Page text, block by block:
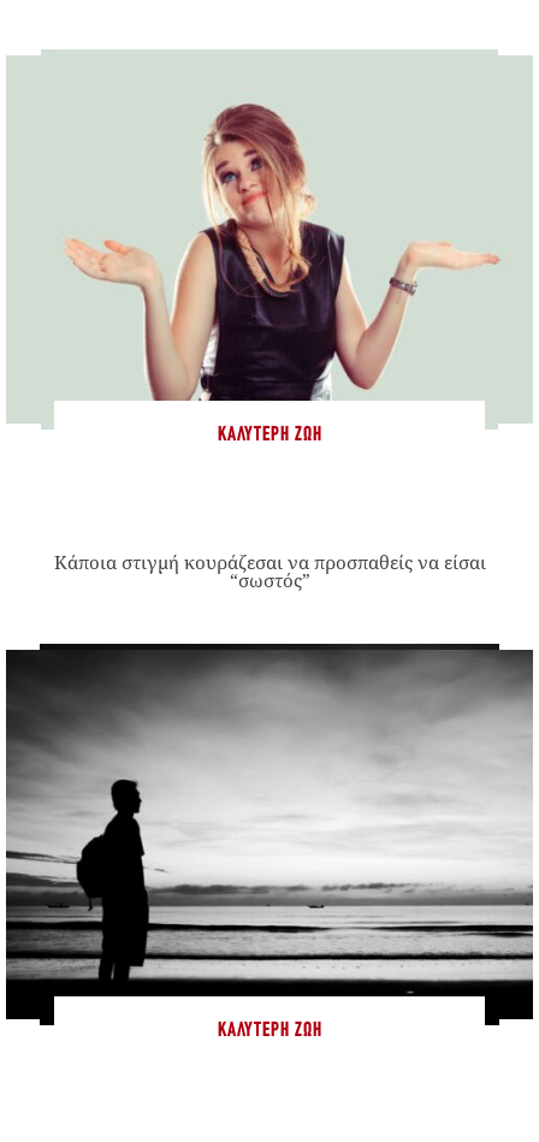
ΚΑΛΎΤΕΡΗ ΖΩΉ
Κάποια στιγμή κουράζεσαι να προσπαθείς να είσαι
“σωστός”
ΚΑΛΎΤΕΡΗ ΖΩΉ